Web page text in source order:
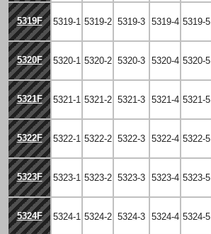
5319F 5319-1 5319-2 5319-3 5319-4 5319-5
5320F 5320-1 5320-2 5320-3 5320-4 5320-5
5321F 5321-1 5321-2 5321-3 5321-4 5321-5
5322F 5322-1 5322-2 5322-3 5322-4 5322-5
5323F 5323-1 5323-2 5323-3 5323-4 5323-5
5324F 5324-1 5324-2 5324-3 5324-4 5324-5